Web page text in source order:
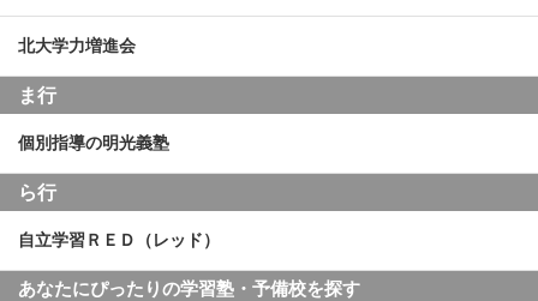
北大学力増進会
ま行
個別指導の明光義塾
ら行
自立学習ＲＥＤ（レッド）
あなたにぴったりの学習塾・予備校を探す